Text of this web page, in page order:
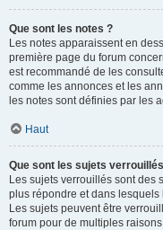
Que sont les notes ?
Les notes apparaissent en
première page du forum
est recommandé de les
comme les annonces et les
les notes sont définies par les
Haut
Que sont les sujets
Les sujets verrouillés sont des
plus répondre et dans
Les sujets peuvent être
forum pour de multiples